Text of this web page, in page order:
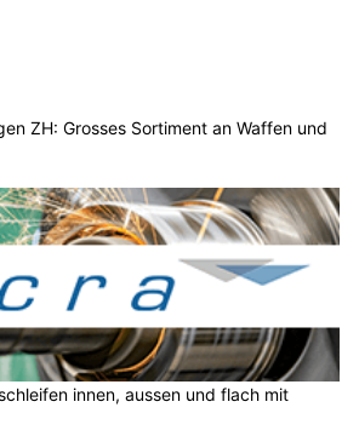
ZH: Grosses Sortiment an Waffen und
innen, aussen und flach mit